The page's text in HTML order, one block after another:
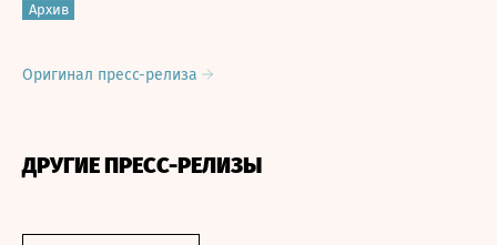
Архив
Оригинал пресс-релиза
ДРУГИЕ ПРЕСС-РЕЛИЗЫ